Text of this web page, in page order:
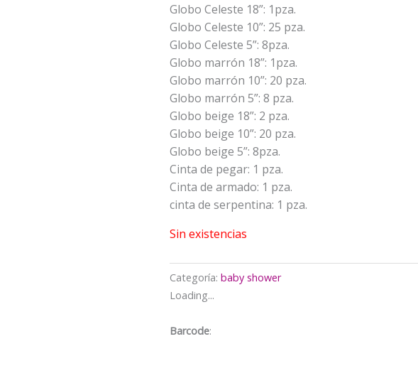
Globo Celeste 18”: 1pza.
Globo Celeste 10”: 25 pza.
Globo Celeste 5”: 8pza.
Globo marrón 18”: 1pza.
Globo marrón 10”: 20 pza.
Globo marrón 5”: 8 pza.
Globo beige 18”: 2 pza.
Globo beige 10”: 20 pza.
Globo beige 5”: 8pza.
Cinta de pegar: 1 pza.
Cinta de armado: 1 pza.
cinta de serpentina: 1 pza.
Sin existencias
Categoría: baby shower
Loading...
Barcode: